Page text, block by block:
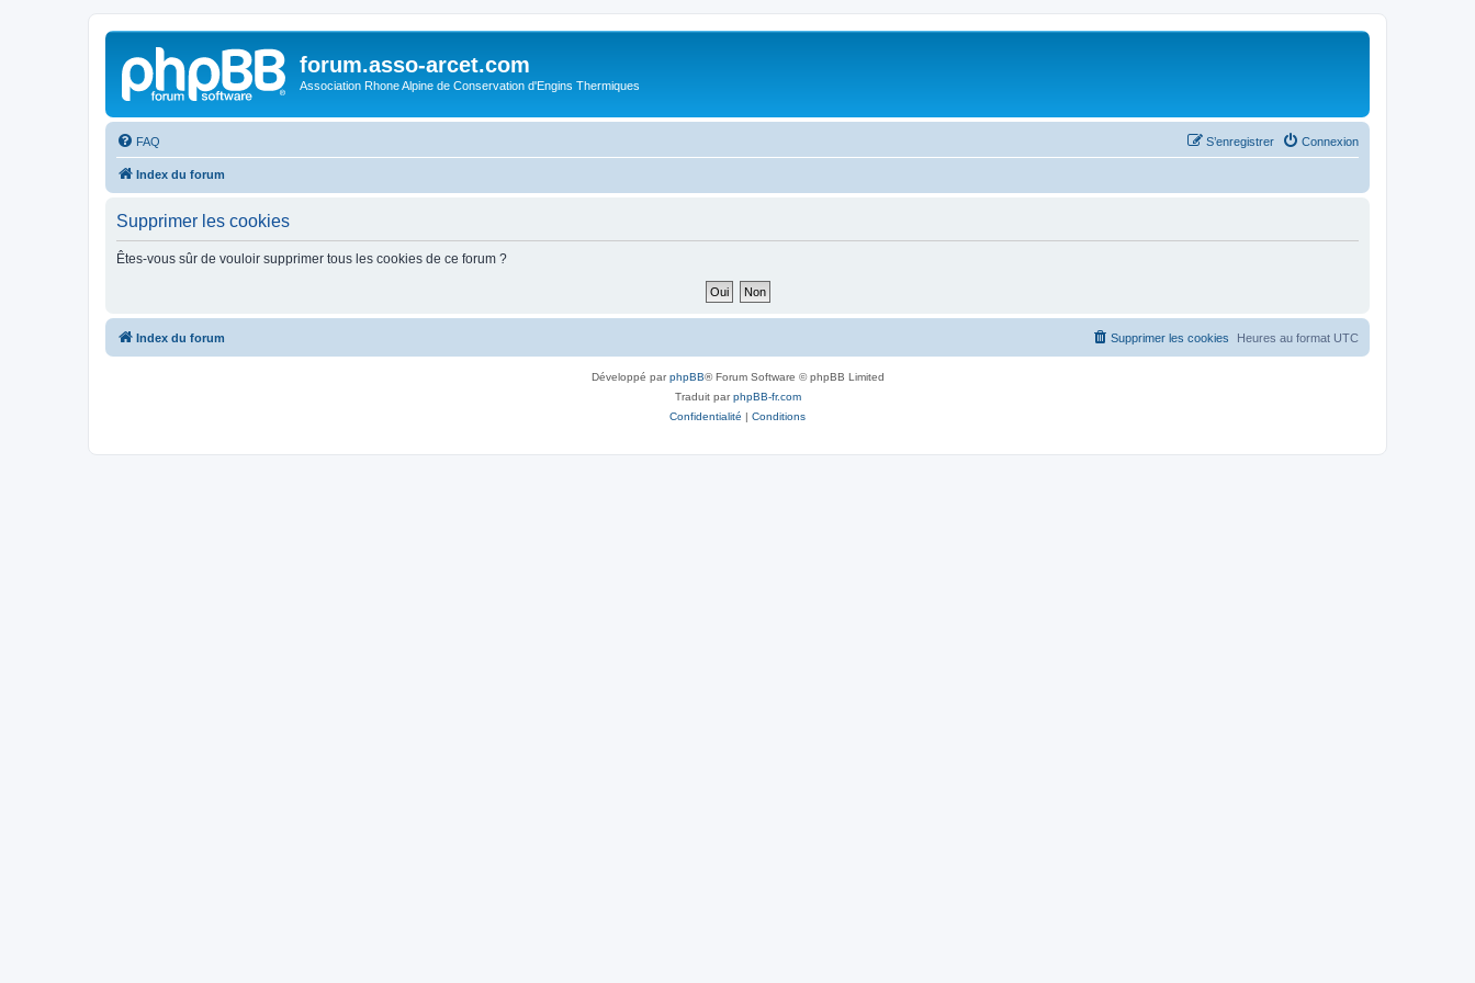
forum.asso-arcet.com
Association Rhone Alpine de Conservation d'Engins Thermiques
FAQ Connexion
S’enregistrer
Index du forum
Supprimer les cookies
Êtes-vous sûr de vouloir supprimer tous les cookies de ce forum ?
Index du forum Heures au format UTC
Supprimer les cookies
Développé parphpBB® Forum Software © phpBB Limited
Traduit parphpBB-fr.com
Confidentialité | Conditions